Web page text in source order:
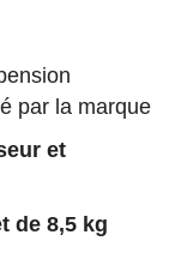
par la marque
et
de 8,5 kg